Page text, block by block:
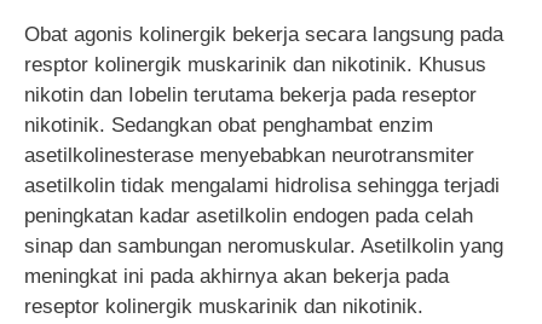
Obat agonis kolinergik bekerja secara langsung pada
resptor kolinergik muskarinik dan nikotinik. Khusus
nikotin dan Iobelin terutama bekerja pada reseptor
nikotinik. Sedangkan obat penghambat enzim
asetilkolinesterase menyebabkan neurotransmiter
asetilkolin tidak mengalami hidrolisa sehingga terjadi
peningkatan kadar asetilkolin endogen pada celah
sinap dan sambungan neromuskular. Asetilkolin yang
meningkat ini pada akhirnya akan bekerja pada
reseptor kolinergik muskarinik dan nikotinik.